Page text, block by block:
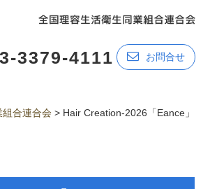
3379-4111 お問合せ
組合連合会 > Hair Creation-2026「Eance」